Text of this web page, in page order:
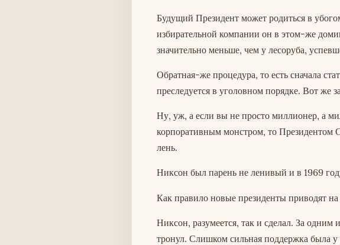
Будущий Президент может родиться в
избирательной компании он в этом-же
значительно меньше, чем у лесоруба,
Обратная-же процедура, то есть сначала
преследуется в уголовном порядке. Вот же
Ну, уж, а если вы не просто миллионер, а
корпоративным монстром, то Президентом
лень.
Никсон был парень не ленивый и в 1969
Как правило новые президенты приводят
Никсон, разумеется, так и сделал. За
тронул. Слишком сильная поддержка была